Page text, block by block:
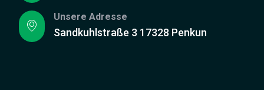
Unsere Adresse
Sandkuhlstraße 3 17328 Penkun